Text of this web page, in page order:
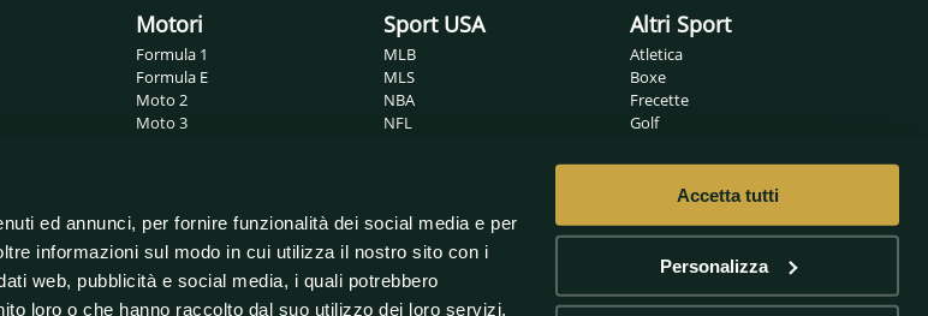
ed annunci, per fornire funzionalità dei social media e per
informazioni sul modo in cui utilizza il nostro sito con i
web, pubblicità e social media, i quali potrebbero
loro o che hanno raccolto dal suo utilizzo dei loro servizi.
Accetta tutti
Personalizza
Motori
Formula 1
Formula E
Moto 2
Moto 3
Sport USA
MLB
MLS
NBA
NFL
Oscar
Altri Sport
Atletica
Boxe
Frecette
Golf
MMA
Pallanuoto
Pallavolo
Scherma